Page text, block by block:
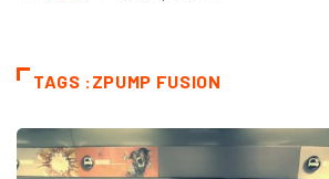
TAGS :ZPUMP FUSION